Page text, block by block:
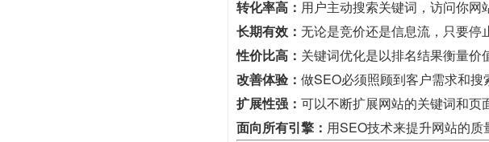
转化率高： 用户主动搜索关键词，访问你网
长期有效： 无论是竞价还是信息流，只要停
性价比高： 关键词优化是以排名结果衡量价
改善体验： 做SEO必须照顾到客户需求和搜
扩展性强： 可以不断扩展网站的关键词和页
面向所有引擎： 用SEO技术来提升网站的质